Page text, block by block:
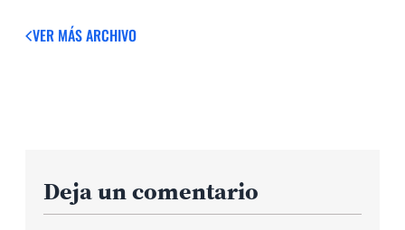
VER MÁSARCHIVO
Deja un comentario